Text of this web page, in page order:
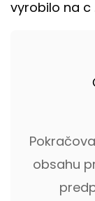
vyrobilo na c
obsahu